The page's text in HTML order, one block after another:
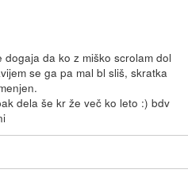
da ko z miško scrolam dol
se ga pa mal bl sliš, skratka
dela še kr že več ko leto :) bdv